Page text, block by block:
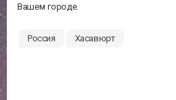
Вашем городе.
Россия Хасавюрт